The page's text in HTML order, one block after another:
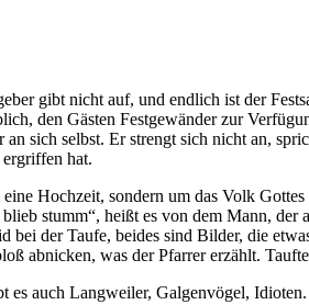
gibt nicht auf, und endlich ist der
den Gästen Festgewänder zur
sich selbst. Er strengt sich nicht an,
hat.
Hochzeit, sondern um das Volk
stumm“, heißt es von dem Mann, der
der Taufe, beides sind Bilder, die
abnicken, was der Pfarrer erzählt.
auch Langweiler, Galgenvögel,